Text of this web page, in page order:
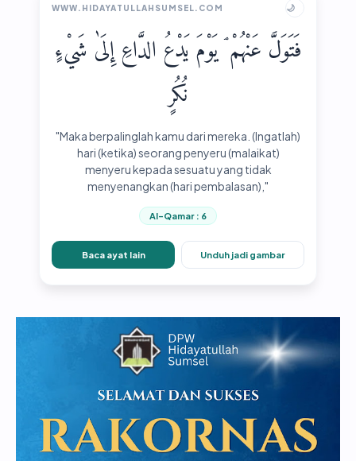
WWW.HIDAYATULLAHSUMSEL.COM 🌙
فَتَوَلَّ عَنْهُمْ ۘ يَوْمَ يَدْعُ الدَّاعِ إِلَىٰ شَيْءٍ
نُكُرٍ
"Maka berpalinglah kamu dari mereka. (Ingatlah)
hari (ketika) seorang penyeru (malaikat)
menyeru kepada sesuatu yang tidak
menyenangkan (hari pembalasan),"
Al-Qamar : 6
Baca ayat lain Unduh jadi gambar